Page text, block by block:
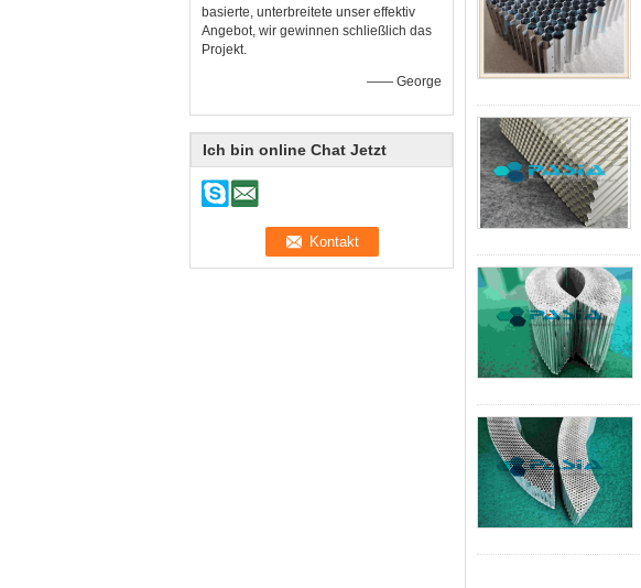
basierte, unterbreitete unser effektiv
Angebot, wir gewinnen schließlich das
Projekt.
—— George
Ich bin online Chat Jetzt